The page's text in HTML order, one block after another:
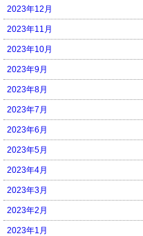
2023年12月
2023年11月
2023年10月
2023年9月
2023年8月
2023年7月
2023年6月
2023年5月
2023年4月
2023年3月
2023年2月
2023年1月